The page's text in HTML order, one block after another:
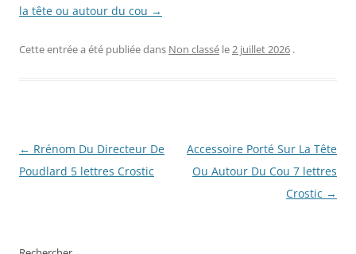
la tête ou autour du cou →
Cette entrée a été publiée dans Non classé le2 juillet 2026 .
Navigation
des
← Rrénom Du Directeur De
Poudlard 5 lettres Crostic
Accessoire Porté Sur La Tête
Ou Autour Du Cou 7 lettres
Crostic →